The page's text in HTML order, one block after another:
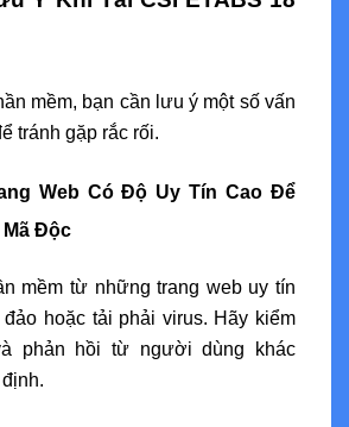
mềm, bạn cần lưu ý một số vấn
tránh gặp rắc rối.
Web Có Độ Uy Tín Cao Để
Mã Độc
mềm từ những trang web uy tín
hoặc tải phải virus. Hãy kiểm
phản hồi từ người dùng khác